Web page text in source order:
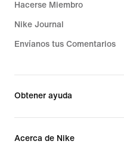
Hacerse Miembro
Nike Journal
Envíanos tus Comentarios
Obtener ayuda
Acerca de Nike